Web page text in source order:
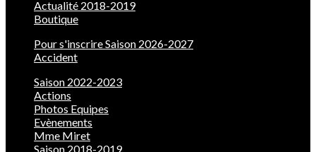
Actualité 2018-2019
Boutique
Pour s'inscrire Saison 2026-2027
Accident
Saison 2022-2023
Actions
Photos Equipes
Evènements
Mme Miret
Saison 2018-2019